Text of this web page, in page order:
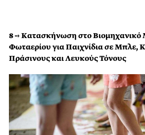
8 → Κατασκήνωση στο Βιομηχανικό
Φωταερίου για Παιχνίδια σε Μπλε,
Πράσινους και Λευκούς Τόνους